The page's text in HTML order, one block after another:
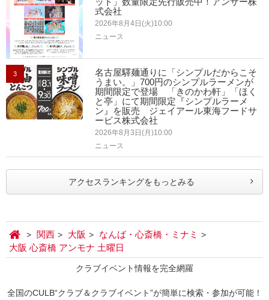
式会社
2026年8月4日(火)10:00
ニュース
3
名古屋驛麺通りに「シンプルだからこそ
うまい。」700円のシンプルラーメンが
期間限定で登場 「きのかわ軒」「ほく
と亭」にて期間限定『シンプルラーメ
ン』を販売 ジェイアール東海フードサ
ービス株式会社
2026年8月3日(月)10:00
ニュース
アクセスランキングをもっとみる
関西 大阪
なんば・心斎橋・ミナミ
大阪 心斎橋 アンモナ 土曜日
クラブイベント情報を完全網羅
全国のCULB“クラブ＆クラブイベント”が簡単に検索・参加が可能！